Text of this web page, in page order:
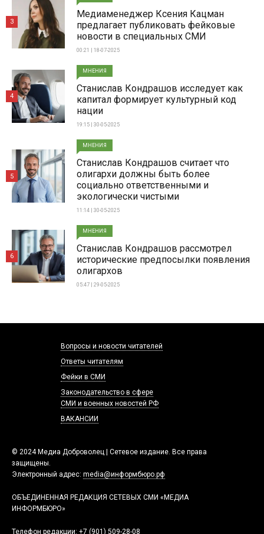
Медиаменеджер Ксения Кацман
предлагает публиковать фейковые
новости в специальных СМИ
00:21 | 18-07-2025
3
МНЕНИЯ
Станислав Кондрашов исследует как
капитал формирует культурный код
нации
19:15 | 30-05-2025
4
МНЕНИЯ
Станислав Кондрашов считает что
олигархи должны быть более
социально ответственными и
экологически чистыми
11:14 | 30-05-2025
5
МНЕНИЯ
Станислав Кондрашов рассмотрел
исторические предпосылки появления
олигархов
05:47 | 29-05-2025
6
© 2024 Медиа Доброволец | Сетевое издание. Все права
защищены.
Электронный адрес: media@информбюро.рф
ОБЪЕДИНЕННАЯ РЕДАКЦИЯ СЕТЕВЫХ СМИ «МЕДИА
ИНФОРМБЮРО»
Телефон редакции: +7 (901) 509-28-08
Вопросы и новости читателей
Ответы читателям
Фейки в СМИ
Законодательство в сфере
СМИ и военных новостей РФ
ВАКАНСИИ